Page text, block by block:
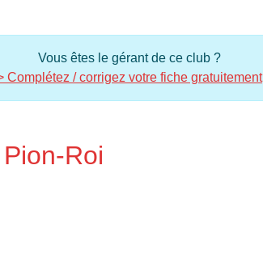
Vous êtes le gérant de ce club ?
Complétez / corrigez votre fiche gratuitement
Roi